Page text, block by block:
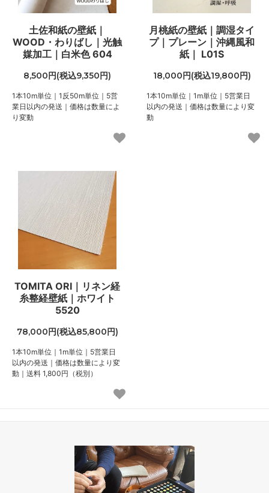
土佐和紙の壁紙｜
WOOD・わりばし｜光触
媒加工｜白米色 604
8,500円(税込9,350円)
1本10m単位｜1反50m単位｜5営
業日以内の発送｜価格は数量によ
り変動
月桃紙の壁紙｜調湿タイ
プ｜プレーン｜沖縄風和
紙｜ L01S
18,000円(税込19,800円)
1本10m単位｜1m単位｜5営業日
以内の発送｜価格は数量により変
動
TOMITA ORI｜リネン経
糸整経壁紙｜ホワイト
5520
78,000円(税込85,800円)
1本10m単位｜1m単位｜5営業日
以内の発送｜価格は数量により変
動｜送料 1,800円（税別）